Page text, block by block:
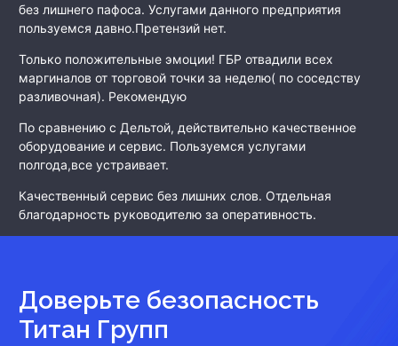
без лишнего пафоса. Услугами данного предприятия
пользуемся давно.Претензий нет.
Только положительные эмоции! ГБР отвадили всех
маргиналов от торговой точки за неделю( по соседству
разливочная). Рекомендую
По сравнению с Дельтой, действительно качественное
оборудование и сервис. Пользуемся услугами
полгода,все устраивает.
Качественный сервис без лишних слов. Отдельная
благодарность руководителю за оперативность.
Доверьте безопасность
Титан Групп